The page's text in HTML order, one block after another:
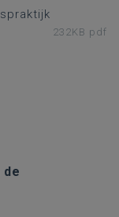
232KB pdf